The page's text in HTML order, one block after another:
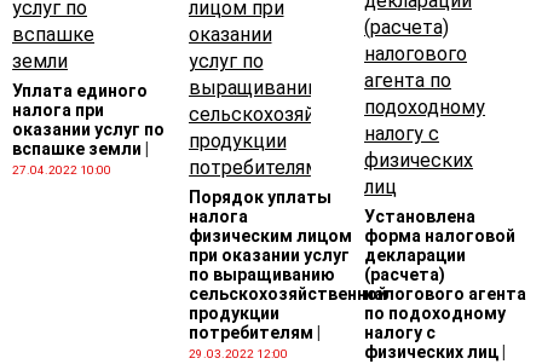
Уплата единого
налога при
оказании услуг по
вспашке земли
27.04.2022 10:00
Порядок уплаты
налога
физическим лицом
при оказании услуг
по выращиванию
сельскохозяйственной
продукции
потребителям
29.03.2022 12:00
Установлена
форма налоговой
декларации
(расчета)
налогового агента
по подоходному
налогу с
физических лиц